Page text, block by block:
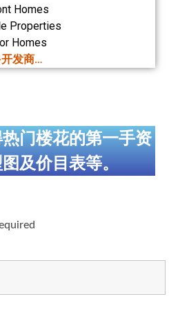
Homes
Properties
Homes
发商…
门楼花的第一手资
及价目表等。